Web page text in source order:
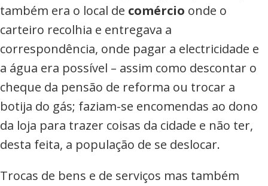
também era o local de comércio onde o
carteiro recolhia e entregava a
correspondência, onde pagar a electricidade e
a água era possível – assim como descontar o
cheque da pensão de reforma ou trocar a
botija do gás; faziam-se encomendas ao dono
da loja para trazer coisas da cidade e não ter,
desta feita, a população de se deslocar.
Trocas de bens e de serviços mas também